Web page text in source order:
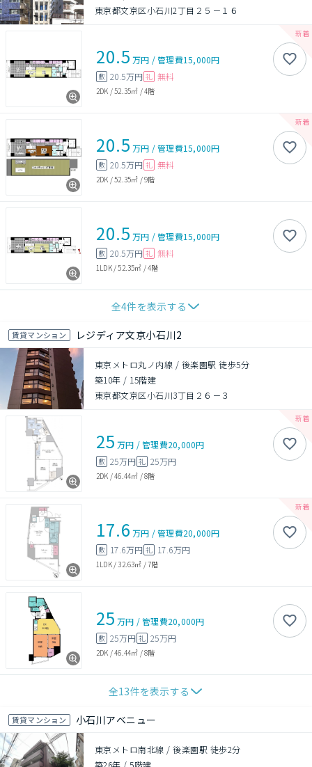
東京都文京区小石川2丁目２５－１６
20.5 万円 /管理費15,000円
敷 20.5万円 礼 無料
2DK /52.35㎡ /4階
20.5 万円 /管理費15,000円
敷 20.5万円 礼 無料
2DK /52.35㎡ /9階
20.5 万円 /管理費15,000円
敷 20.5万円 礼 無料
1LDK/52.35㎡ /4階
全4件を表示する
賃貸マンション レジディア文京小石川2
東京メトロ丸ノ内線 / 後楽園駅 徒歩5分
築10年 / 15階建
東京都文京区小石川3丁目２６－３
25 万円 /管理費20,000円
敷 25万円 礼 25万円
2DK /46.44㎡ /8階
17.6 万円 /管理費20,000円
敷 17.6万円 礼 17.6万円
1LDK/32.63㎡ /7階
25 万円 /管理費20,000円
敷 25万円 礼 25万円
2DK /46.44㎡ /8階
全13件を表示する
賃貸マンション 小石川アベニュー
東京メトロ南北線 / 後楽園駅 徒歩2分
築26年 /5階建